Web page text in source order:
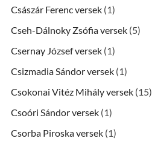
Császár Ferenc versek (1)
Cseh-Dálnoky Zsófia versek (5)
Csernay József versek (1)
Csizmadia Sándor versek (1)
Csokonai Vitéz Mihály versek (15)
Csoóri Sándor versek (1)
Csorba Piroska versek (1)